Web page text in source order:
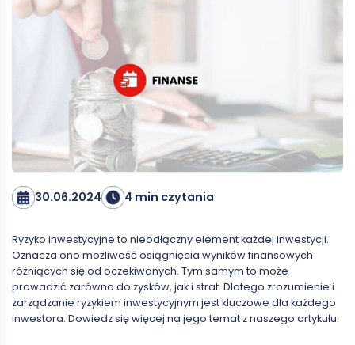
30.06.2024 4 min czytania
Ryzyko inwestycyjne to nieodłączny element każdej inwestycji.
Oznacza ono możliwość osiągnięcia wyników finansowych
różniących się od oczekiwanych. Tym samym to może
prowadzić zarówno do zysków, jak i strat. Dlatego zrozumienie i
zarządzanie ryzykiem inwestycyjnym jest kluczowe dla każdego
inwestora. Dowiedz się więcej na jego temat z naszego artykułu.